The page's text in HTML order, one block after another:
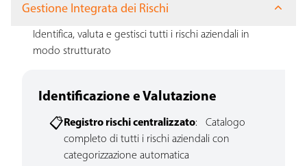
Gestione Integrata dei Rischi
Identifica, valuta e gestisci tutti i rischi aziendali in
modo strutturato
Identificazione e Valutazione
📋Registro rischi centralizzato: Catalogo
completo di tutti i rischi aziendali con
categorizzazione automatica